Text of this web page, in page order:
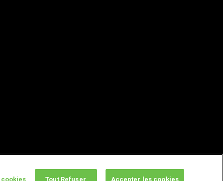
Tout Refuser Accepter les cookies